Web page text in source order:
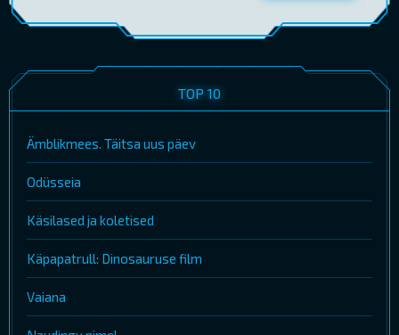
TOP 10
Ämblikmees. Täitsa uus päev
Odüsseia
Käsilased ja koletised
Käpapatrull: Dinosauruse film
Vaiana